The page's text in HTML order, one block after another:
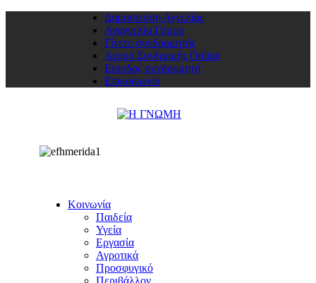
Δημοσιεύση Αγγελίας
Αναγγελία Γάμου
Γίνετε συνδρομητής
Αγορά Συνδρομής Online
Είσοδος συνδρομητή
Επικοινωνία
Κοινωνία
Παιδεία
Υγεία
Εργασία
Αγροτικά
Προσφυγικό